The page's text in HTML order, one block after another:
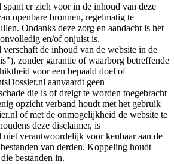
spant er zich voor in de inhoud van deze
openbare bronnen, regelmatig te
Ondanks deze zorg en aandacht is het
en/of onjuist is.
verschaft de inhoud van de website in de
zonder garantie of waarborg betreffende
voor een bepaald doel of
aanvaardt geen
die is of dreigt te worden toegebracht
opzicht verband houdt met het gebruik
of met de onmogelijkheid de website te
deze disclaimer, is
niet verantwoordelijk voor kenbaar aan de
van derden. Koppeling houdt
bestanden in.